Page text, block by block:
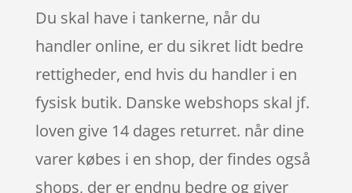
Du skal have i tankerne, når du
handler online, er du sikret lidt bedre
rettigheder, end hvis du handler i en
fysisk butik. Danske webshops skal jf.
loven give 14 dages returret. når dine
varer købes i en shop, der findes også
shops, der er endnu bedre og giver